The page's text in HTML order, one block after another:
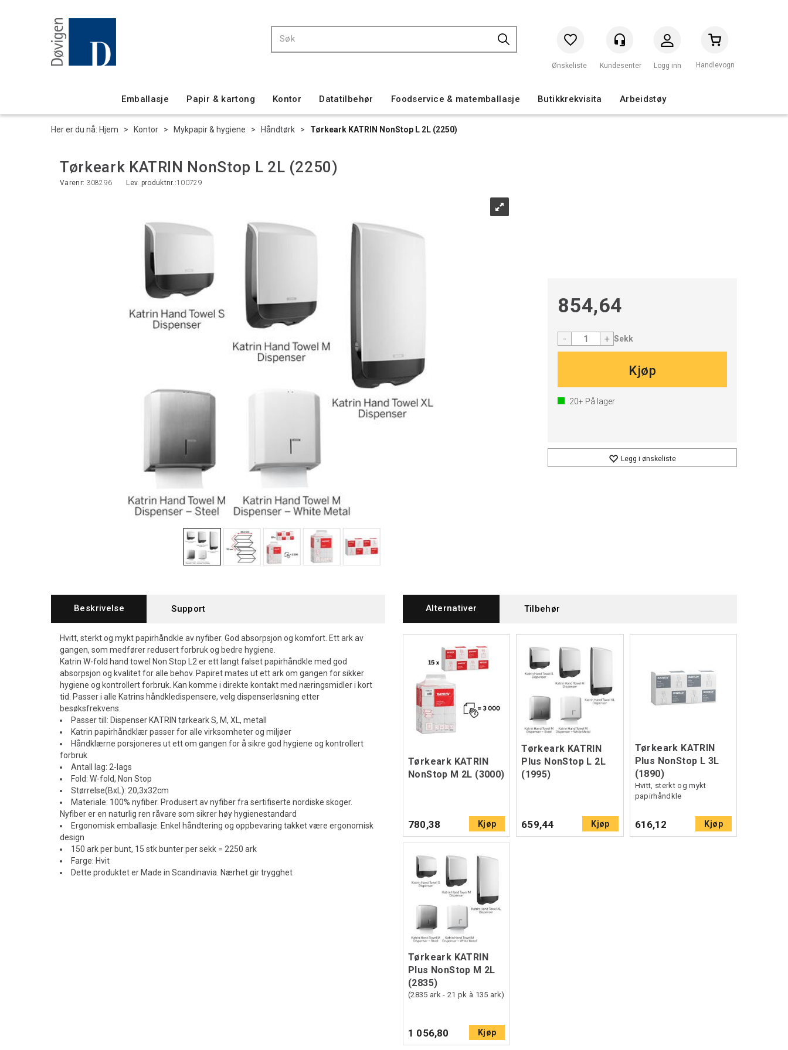
Logg inn Handlevogn
Emballasje Papir & kartong Kontor Datatilbehør Foodservice & matemballasje Butikkrekvisita Arbeidstøy
Her er du nå: Hjem > Kontor > Mykpapir & hygiene > Håndtørk > Tørkeark KATRIN NonStop L 2L (2250)
Tørkeark KATRIN NonStop L 2L (2250)
Varenr: 308296 Lev. produktnr.:100729
854,64
- + Sekk
Kjøp
20+ På lager
Legg i ønskeliste
Beskrivelse Support
Hvitt, sterkt og mykt papirhåndkle av nyfiber. God absorpsjon og komfort. Ett ark av
gangen, som medfører redusert forbruk og bedre hygiene.
Katrin W-fold hand towel Non Stop L2 er ett langt falset papirhåndkle med god
absorpsjon og kvalitet for alle behov. Papiret mates ut ett ark om gangen for sikker
hygiene og kontrollert forbruk. Kan komme i direkte kontakt med næringsmidler i kort
tid. Passer i alle Katrins håndkledispensere, velg dispenserløsning etter
besøksfrekvens.
Passer till: Dispenser KATRIN tørkeark S, M, XL, metall
Katrin papirhåndklær passer for alle virksomheter og miljøer
Håndklærne porsjoneres ut ett om gangen for å sikre god hygiene og kontrollert
forbruk
Antall lag: 2-lags
Fold: W-fold, Non Stop
Størrelse(BxL): 20,3x32cm
Materiale: 100% nyfiber. Produsert av nyfiber fra sertifiserte nordiske skoger.
Nyfiber er en naturlig ren råvare som sikrer høy hygienestandard
Ergonomisk emballasje: Enkel håndtering og oppbevaring takket være ergonomisk
design
150 ark per bunt, 15 stk bunter per sekk = 2250 ark
Farge: Hvit
Dette produktet er Made in Scandinavia. Nærhet gir trygghet
Alternativer Tilbehør
Tørkeark KATRIN
NonStop M 2L (3000)
780,38 Kjøp
Tørkeark KATRIN
Plus NonStop L 2L
(1995)
659,44 Kjøp
Tørkeark KATRIN
Plus NonStop L 3L
(1890)
Hvitt, sterkt og mykt
papirhåndkle
616,12 Kjøp
Tørkeark KATRIN
Plus NonStop M 2L
(2835)
(2835 ark - 21 pk à 135 ark)
1 056,80 Kjøp